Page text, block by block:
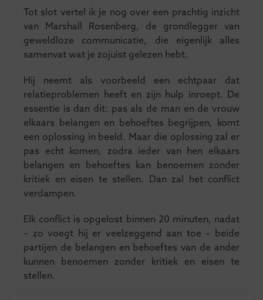
Tot slot vertel ik je nog over een prachtig inzicht
van Marshall Rosenberg, de grondlegger van
geweldloze communicatie, die eigenlijk alles
samenvat wat je zojuist gelezen hebt.
Hij neemt als voorbeeld een echtpaar dat
relatieproblemen heeft en zijn hulp inroept. De
essentie is dan dit: pas als de man en de vrouw
elkaars belangen en behoeftes begrijpen, komt
een oplossing in beeld. Maar die oplossing zal er
pas echt komen, zodra ieder van hen elkaars
belangen en behoeftes kan benoemen zonder
kritiek en eisen te stellen. Dan zal het conflict
verdampen.
Elk conflict is opgelost binnen 20 minuten, nadat
– zo voegt hij er veelzeggend aan toe – beide
partijen de belangen en behoeftes van de ander
kunnen benoemen zonder kritiek en eisen te
stellen.